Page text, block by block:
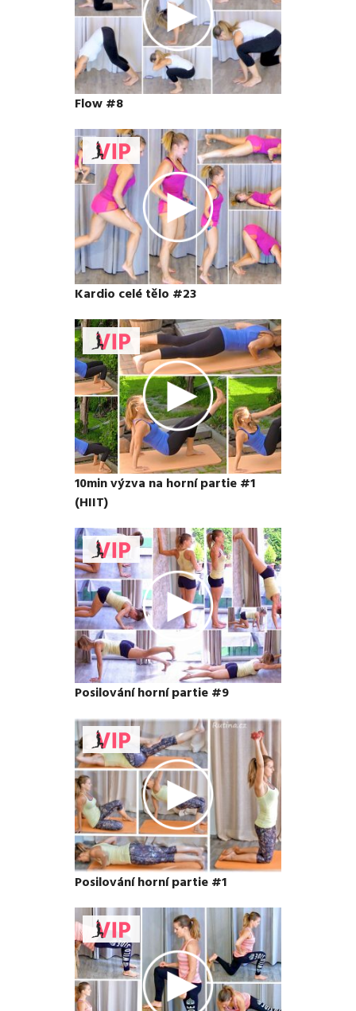
Flow #8
Kardio celé tělo #23
10min výzva na horní partie #1
(HIIT)
Posilování horní partie #9
Posilování horní partie #1